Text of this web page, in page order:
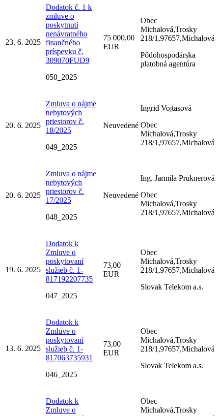
23. 6. 2025
Dodatok č. 1 k
zmluve o
poskytnutí
nenávratného
finančného
príspevku č.
309070FUD9
050_2025
75 000,00
EUR
Obec
Michalová,Trosky
218/1,97657,Michalová
Pôdohospodárska
platobná agentúra
20. 6. 2025
Zmluva o nájme
nebytových
priestorov č.
18/2025
049_2025
Neuvedené
Ingrid Vojtasová
Obec
Michalová,Trosky
218/1,97657,Michalová
20. 6. 2025
Zmluva o nájme
nebytových
priestorov č.
17/2025
048_2025
Neuvedené
Ing. Jarmila Pruknerová
Obec
Michalová,Trosky
218/1,97657,Michalová
19. 6. 2025
Dodatok k
Zmluve o
poskytovaní
služieb č. 1-
817192207735
047_2025
73,00
EUR
Obec
Michalová,Trosky
218/1,97657,Michalová
Slovak Telekom a.s.
13. 6. 2025
Dodatok k
Zmluve o
poskytovaní
služieb č. 1-
817063735931
046_2025
73,00
EUR
Obec
Michalová,Trosky
218/1,97657,Michalová
Slovak Telekom a.s.
Dodatok k
Zmluve o
Obec
Michalová,Trosky